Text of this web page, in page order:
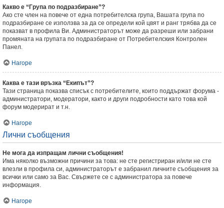
Какво е “Група по подразбиране”?
Ако сте член на повече от една потребителска група, Вашата група по
подразбиране се използва за да се определи кой цвят и ранг трябва да се
показват в профила Ви. Администраторът може да разреши или забрани
промяната на групата по подразбиране от Потребителския Контролен
Панел.
Нагоре
Каква е тази връзка “Екипът”?
Тази страница показва списък с потребителите, които поддържат форума -
администратори, модератори, както и други подробности като това кой
форум модерират и т.н.
Нагоре
Лични съобщения
Не мога да изпращам лични съобщения!
Има няколко възможни причини за това: не сте регистриран и/или не сте
влезли в профила си, администраторът е забранил личните съобщения за
всички или само за Вас. Свържете се с администратора за повече
информация.
Нагоре